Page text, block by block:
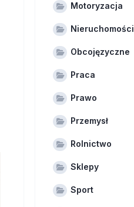
Motoryzacja
Nieruchomości
Obcojęzyczne
Praca
Prawo
Przemysł
Rolnictwo
Sklepy
Sport